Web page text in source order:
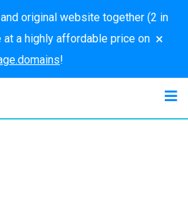
original website together (2 in
a highly affordable price on
!
×